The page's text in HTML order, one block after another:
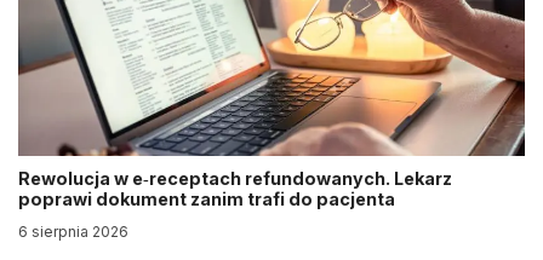
Rewolucja w e‑receptach refundowanych. Lekarz
poprawi dokument zanim trafi do pacjenta
6 sierpnia 2026